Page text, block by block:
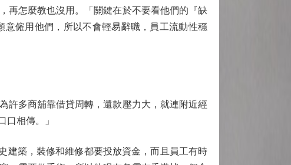
再怎麼教也沒用。「關鍵在於不要看他們的『缺
僱用他們，所以不會輕易辭職，員工流動性穩
多商舖靠借貸周轉，還款壓力大，就連附近經
口相傳。」
築，裝修和維修都要投放資金，而且員工有時